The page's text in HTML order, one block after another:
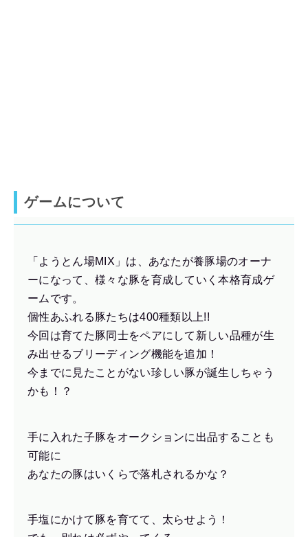
ゲームについて
「ようとん場MIX」は、あなたが養豚場のオーナ
ーになって、様々な豚を育成していく本格育成ゲ
ームです。
個性あふれる豚たちは400種類以上!!
今回は育てた豚同士をペアにして新しい品種が生
み出せるブリーディング機能を追加！
今までに見たことがない珍しい豚が誕生しちゃう
かも！？
手に入れた子豚をオークションに出品することも
可能に
あなたの豚はいくらで落札されるかな？
手塩にかけて豚を育てて、太らせよう！